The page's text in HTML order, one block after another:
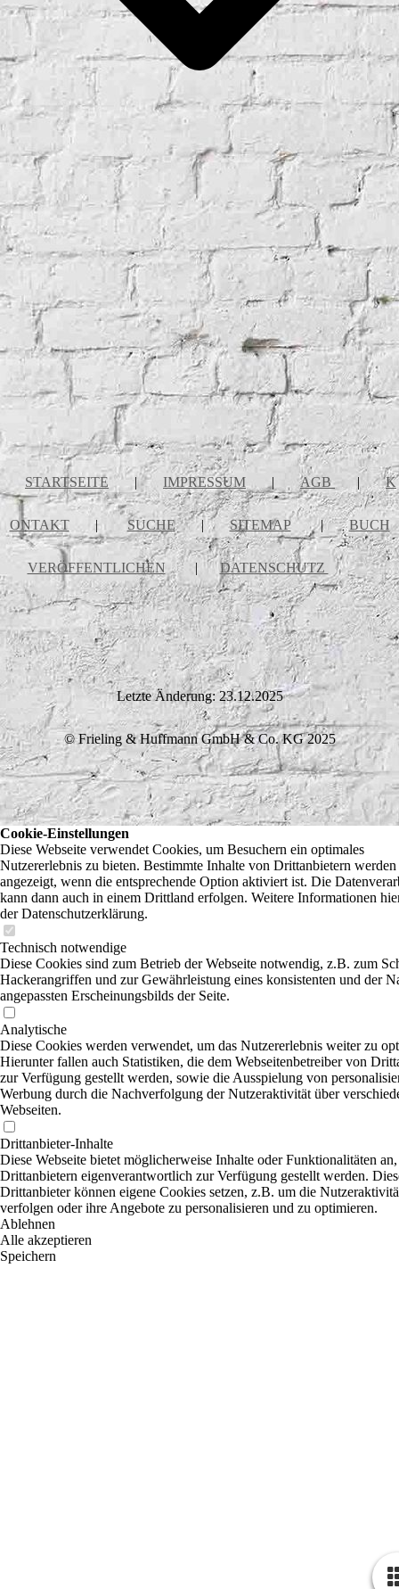
STARTSEITE | IMPRESSUM | AGB | K
ONTAKT | SUCHE | SITEMAP | BUCH
VERÖFFENTLICHEN | DATENSCHUTZ
Letzte Änderung: 23.12.2025
© Frieling & Huffmann GmbH & Co. KG 2025
Cookie-Einstellungen
Diese Webseite verwendet Cookies, um Besuchern ein optimales
Nutzererlebnis zu bieten. Bestimmte Inhalte von Drittanbietern
angezeigt, wenn die entsprechende Option aktiviert ist. Die
kann dann auch in einem Drittland erfolgen. Weitere Informationen
der Datenschutzerklärung.
Technisch notwendige
Diese Cookies sind zum Betrieb der Webseite notwendig, z.B. zum
Hackerangriffen und zur Gewährleistung eines konsistenten und der
angepassten Erscheinungsbilds der Seite.
Analytische
Diese Cookies werden verwendet, um das Nutzererlebnis weiter zu
Hierunter fallen auch Statistiken, die dem Webseitenbetreiber von
zur Verfügung gestellt werden, sowie die Ausspielung von
Werbung durch die Nachverfolgung der Nutzeraktivität über
Webseiten.
Drittanbieter-Inhalte
Diese Webseite bietet möglicherweise Inhalte oder Funktionalitäten
Drittanbietern eigenverantwortlich zur Verfügung gestellt werden.
Drittanbieter können eigene Cookies setzen, z.B. um die
verfolgen oder ihre Angebote zu personalisieren und zu optimieren.
Ablehnen
Alle akzeptieren
Speichern